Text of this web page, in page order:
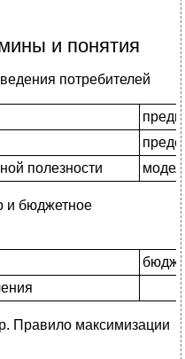
и понятия
потребителей
полезности
и бюджетное
Правило максимизации